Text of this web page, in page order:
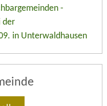
-
der
in Unterwaldhausen